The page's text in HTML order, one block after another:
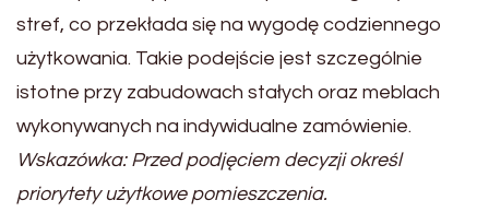
stref, co przekłada się na wygodę codziennego
użytkowania. Takie podejście jest szczególnie
istotne przy zabudowach stałych oraz meblach
wykonywanych na indywidualne zamówienie.
Wskazówka: Przed podjęciem decyzji określ
priorytety użytkowe pomieszczenia.